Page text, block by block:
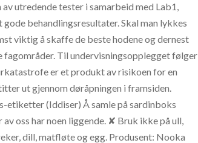
utredende tester i samarbeid med Lab1,
behandlingsresultater. Skal man lykkes
viktig å skaffe de beste hodene og dernest
fagområder. Til undervisningsopplegget følger
er et produkt av risikoen for en
ut gjennom døråpningen i framsiden.
etiketter (Iddiser) Å samle på sardinboks
oss har noen liggende. ✘ Bruk ikke på ull,
dill, matfløte og egg. Produsent: Nooka